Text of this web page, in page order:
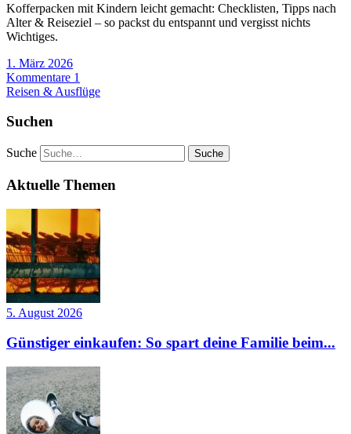
Kofferpacken mit Kindern leicht gemacht: Checklisten, Tipps nach
Alter & Reiseziel – so packst du entspannt und vergisst nichts
Wichtiges.
1. März 2026
Kommentare 1
Reisen & Ausflüge
Suchen
Suche
Aktuelle Themen
5. August 2026
Günstiger einkaufen: So spart deine Familie beim...